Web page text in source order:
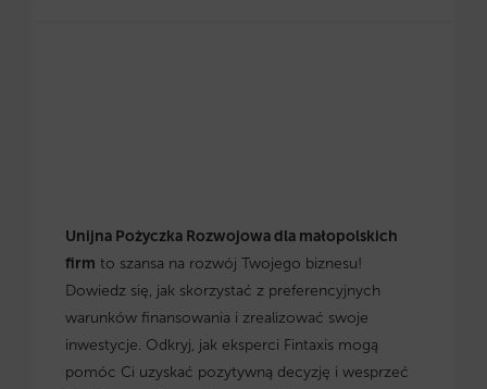
Unijna Pożyczka Rozwojowa dla małopolskich
firm to szansa na rozwój Twojego biznesu!
Dowiedz się, jak skorzystać z preferencyjnych
warunków finansowania i zrealizować swoje
inwestycje. Odkryj, jak eksperci Fintaxis mogą
pomóc Ci uzyskać pozytywną decyzję i wesprzeć